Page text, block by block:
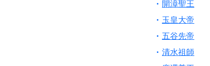
開漳聖王
玉皇大帝
五谷先帝
清水祖師